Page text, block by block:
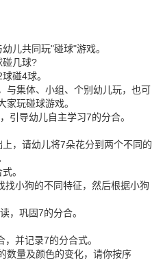
共同玩"碰球"游戏。
几球?
碰4球。
集体、小组、个别幼儿玩，也可
家玩碰球游戏。
导幼儿自主学习7的分合。
请幼儿将7朵花分到两个不同的
。
小狗的不同特征，然后根据小狗
巩固7的分合。
并记录7的分合式。
量及颜色的变化，请你按序